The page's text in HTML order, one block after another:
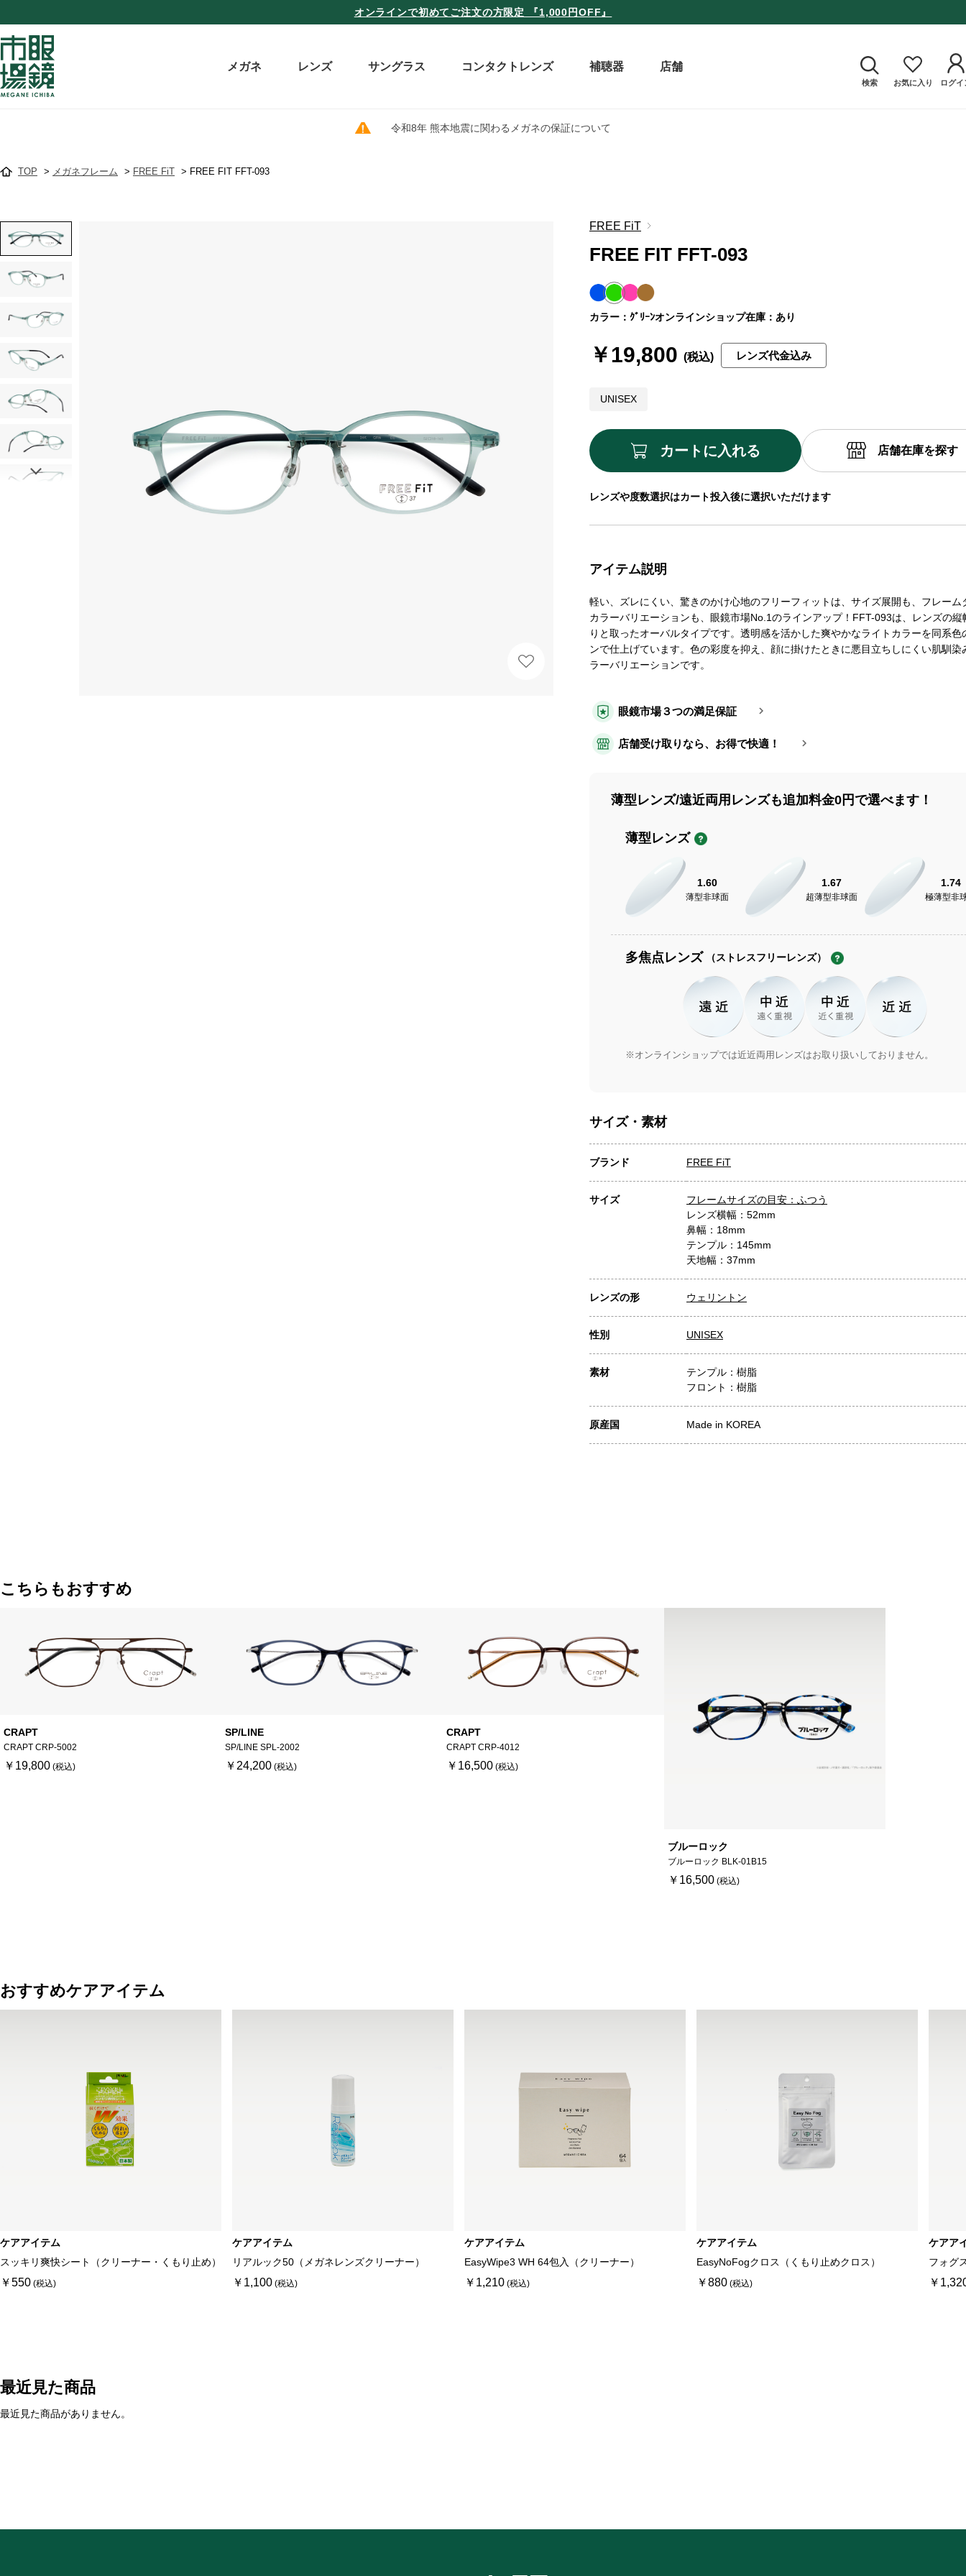
オンラインで初めてご注文の方限定 『1,000円OFF』
メガネ レンズ サングラス コンタクトレンズ 補聴器 店舗
検索 お気に入り ログイ
令和8年 熊本地震に関わるメガネの保証について
TOP > メガネフレーム > FREE FiT > FREE FIT FFT-093
レンズや度数選択はカート投入後に選択いただけます
FREE FiT
カラー：ｸﾞﾘｰﾝオンラインショップ在庫：あり
サイズ・素材
ブランド FREE FiT
サイズ
フレームサイズの目安：ふつう
レンズ横幅：52mm
鼻幅：18mm
テンプル：145mm
天地幅：37mm
レンズの形 ウェリントン
性別 UNISEX
素材
テンプル：樹脂
フロント：樹脂
原産国 Made in KOREA
眼鏡市場３つの満足保証
店舗受け取りなら、お得で快適！
薄型レンズ/遠近両用レンズも追加料金0円で選べます！
薄型レンズ
1.60
薄型非球面
1.67
超薄型非球面
1.74
極薄型非
多焦点レンズ （ストレスフリーレンズ）
※オンラインショップでは近近両用レンズはお取り扱いしておりません。
￥19,800 レンズ代金込み
UNISEX
FREE FIT FFT-093
アイテム説明
軽い、ズレにくい、驚きのかけ心地のフリーフィットは、サイズ展開も、フレーム
カラーバリエーションも、眼鏡市場No.1のラインアップ！FFT-093は、レンズの縦
りと取ったオーバルタイプです。透明感を活かした爽やかなライトカラーを同系色
ンで仕上げています。色の彩度を抑え、顔に掛けたときに悪目立ちしにくい肌馴染
ラーバリエーションです。
カートに入れる 店舗在庫を探す
こちらもおすすめ
CRAPT
CRAPT CRP-5002
￥19,800
SP/LINE
SP/LINE SPL-2002
￥24,200
CRAPT
CRAPT CRP-4012
￥16,500
ブルーロック
ブルーロック BLK-01B15
￥16,500
おすすめケアアイテム
ケアアイテム
スッキリ爽快シート（クリーナー・くもり止め）
￥550
ケアアイテム
リアルック50（メガネレンズクリーナー）
￥1,100
ケアアイテム
EasyWipe3 WH 64包入（クリーナー）
￥1,210
ケアアイテム
EasyNoFogクロス（くもり止めクロス）
￥880
ケアア
フォグ
￥
最近見た商品
最近見た商品がありません。